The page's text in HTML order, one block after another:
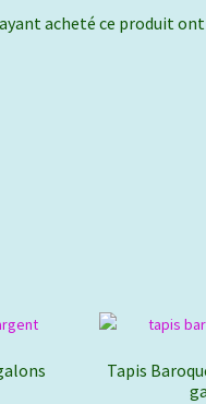
acheté ce produit
Tapis